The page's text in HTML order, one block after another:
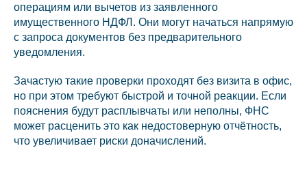
операциям или вычетов из заявленного
имущественного НДФЛ. Они могут начаться напрямую
с запроса документов без предварительного
уведомления.
Зачастую такие проверки проходят без визита в офис,
но при этом требуют быстрой и точной реакции. Если
пояснения будут расплывчаты или неполны, ФНС
может расценить это как недостоверную отчётность,
что увеличивает риски доначислений.